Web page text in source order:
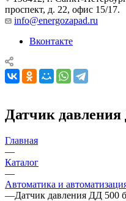
проспект, д. 22, офис 15/17.
info@energozapad.ru
Вконтакте
Датчик
Главная
—
Каталог
—
Автоматика и
—Датчик давления ДД 500